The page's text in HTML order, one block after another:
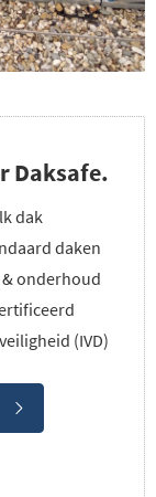
Daksafe.
dak
daken
onderhoud
(IVD)